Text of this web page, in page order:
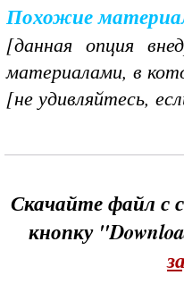
Похожие
[данная опция
материалами, в
[не удивляйтесь,
Скачайте файл с
кнопку